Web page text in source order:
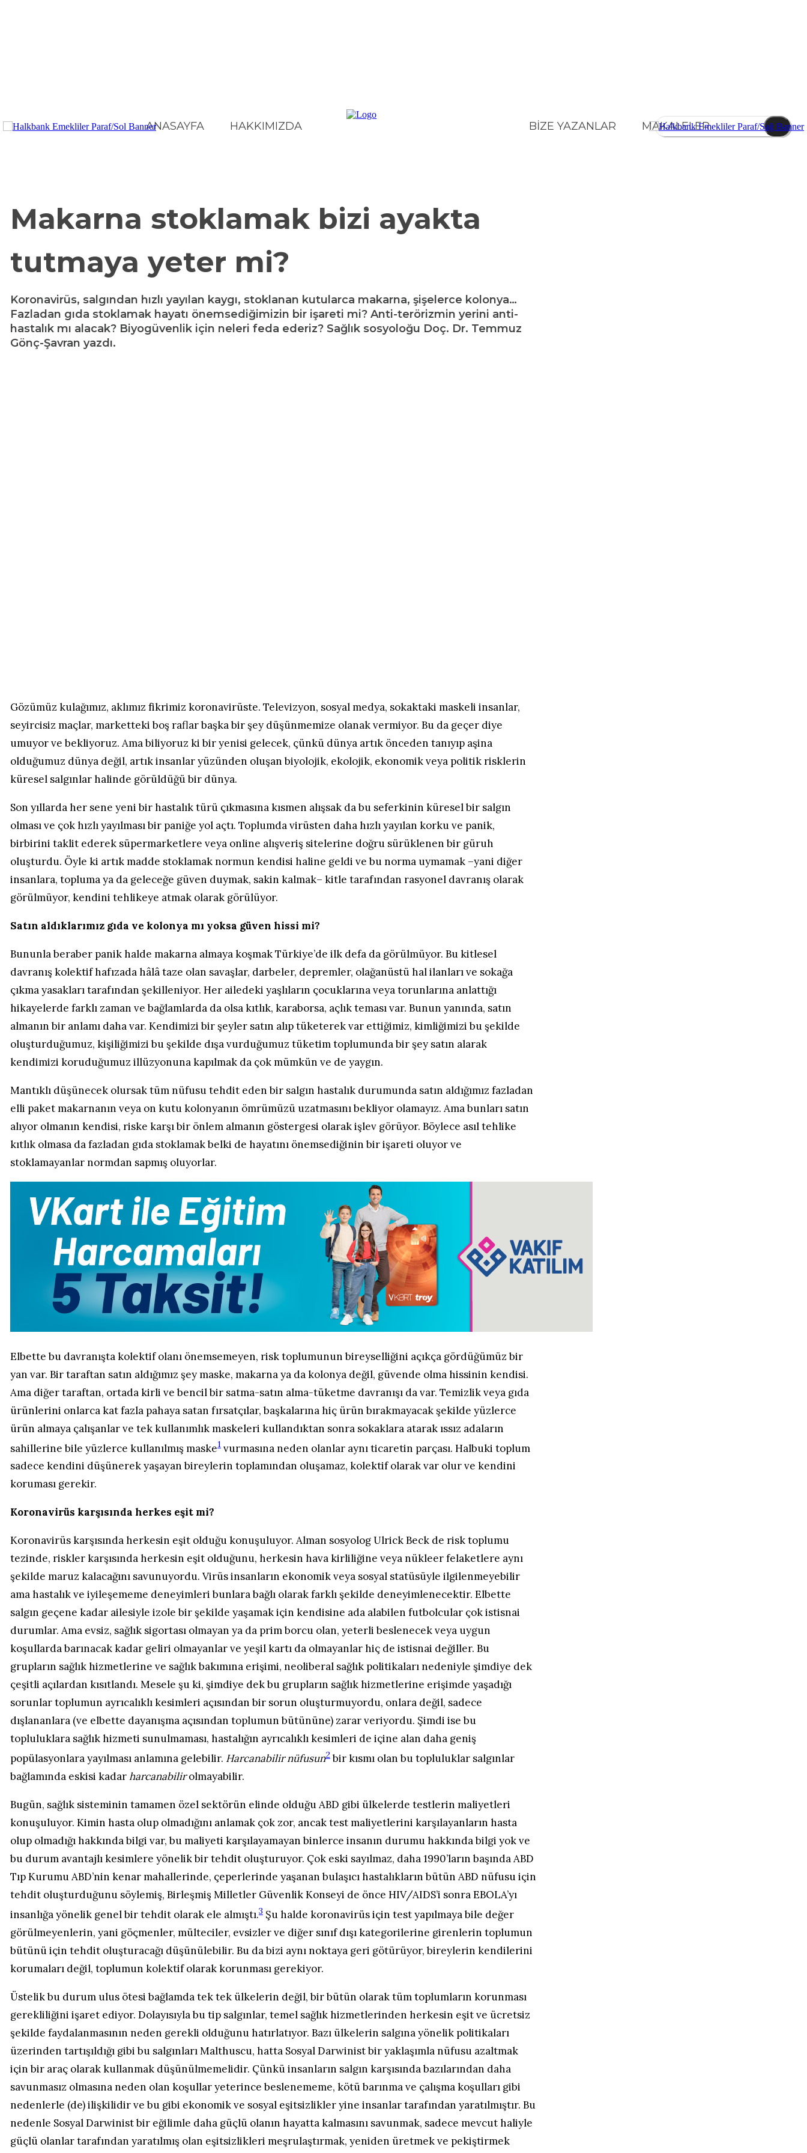
ANASAYFA HAKKIMIZDA BİZE YAZANLAR MAKALELER
Makarna stoklamak bizi ayakta
tutmaya yeter mi?
Koronavirüs, salgından hızlı yayılan kaygı, stoklanan kutularca makarna, şişelerce kolonya…
Fazladan gıda stoklamak hayatı önemsediğimizin bir işareti mi? Anti-terörizmin yerini anti-
hastalık mı alacak? Biyogüvenlik için neleri feda ederiz? Sağlık sosyoloğu Doç. Dr. Temmuz
Gönç-Şavran yazdı.
Gözümüz kulağımız, aklımız fikrimiz koronavirüste. Televizyon, sosyal medya, sokaktaki maskeli insanlar,
seyircisiz maçlar, marketteki boş raflar başka bir şey düşünmemize olanak vermiyor. Bu da geçer diye
umuyor ve bekliyoruz. Ama biliyoruz ki bir yenisi gelecek, çünkü dünya artık önceden tanıyıp aşina
olduğumuz dünya değil, artık insanlar yüzünden oluşan biyolojik, ekolojik, ekonomik veya politik risklerin
küresel salgınlar halinde görüldüğü bir dünya.
Son yıllarda her sene yeni bir hastalık türü çıkmasına kısmen alışsak da bu seferkinin küresel bir salgın
olması ve çok hızlı yayılması bir paniğe yol açtı. Toplumda virüsten daha hızlı yayılan korku ve panik,
birbirini taklit ederek süpermarketlere veya online alışveriş sitelerine doğru sürüklenen bir güruh
oluşturdu. Öyle ki artık madde stoklamak normun kendisi haline geldi ve bu norma uymamak –yani diğer
insanlara, topluma ya da geleceğe güven duymak, sakin kalmak– kitle tarafından rasyonel davranış olarak
görülmüyor, kendini tehlikeye atmak olarak görülüyor.
Satın aldıklarımız gıda ve kolonya mı yoksa güven hissi mi?
Bununla beraber panik halde makarna almaya koşmak Türkiye’de ilk defa da görülmüyor. Bu kitlesel
davranış kolektif hafızada hâlâ taze olan savaşlar, darbeler, depremler, olağanüstü hal ilanları ve sokağa
çıkma yasakları tarafından şekilleniyor. Her ailedeki yaşlıların çocuklarına veya torunlarına anlattığı
hikayelerde farklı zaman ve bağlamlarda da olsa kıtlık, karaborsa, açlık teması var. Bunun yanında, satın
almanın bir anlamı daha var. Kendimizi bir şeyler satın alıp tüketerek var ettiğimiz, kimliğimizi bu şekilde
oluşturduğumuz, kişiliğimizi bu şekilde dışa vurduğumuz tüketim toplumunda bir şey satın alarak
kendimizi koruduğumuz illüzyonuna kapılmak da çok mümkün ve de yaygın.
Mantıklı düşünecek olursak tüm nüfusu tehdit eden bir salgın hastalık durumunda satın aldığımız fazladan
elli paket makarnanın veya on kutu kolonyanın ömrümüzü uzatmasını bekliyor olamayız. Ama bunları satın
alıyor olmanın kendisi, riske karşı bir önlem almanın göstergesi olarak işlev görüyor. Böylece asıl tehlike
kıtlık olmasa da fazladan gıda stoklamak belki de hayatını önemsediğinin bir işareti oluyor ve
stoklamayanlar normdan sapmış oluyorlar.
Elbette bu davranışta kolektif olanı önemsemeyen, risk toplumunun bireyselliğini açıkça gördüğümüz bir
yan var. Bir taraftan satın aldığımız şey maske, makarna ya da kolonya değil, güvende olma hissinin kendisi.
Ama diğer taraftan, ortada kirli ve bencil bir satma-satın alma-tüketme davranışı da var. Temizlik veya gıda
ürünlerini onlarca kat fazla pahaya satan fırsatçılar, başkalarına hiç ürün bırakmayacak şekilde yüzlerce
ürün almaya çalışanlar ve tek kullanımlık maskeleri kullandıktan sonra sokaklara atarak ıssız adaların
sahillerine bile yüzlerce kullanılmış maske1vurmasına neden olanlar aynı ticaretin parçası. Halbuki toplum
sadece kendini düşünerek yaşayan bireylerin toplamından oluşamaz, kolektif olarak var olur ve kendini
koruması gerekir.
Koronavirüs karşısında herkes eşit mi?
Koronavirüs karşısında herkesin eşit olduğu konuşuluyor. Alman sosyolog Ulrick Beck de risk toplumu
tezinde, riskler karşısında herkesin eşit olduğunu, herkesin hava kirliliğine veya nükleer felaketlere aynı
şekilde maruz kalacağını savunuyordu. Virüs insanların ekonomik veya sosyal statüsüyle ilgilenmeyebilir
ama hastalık ve iyileşememe deneyimleri bunlara bağlı olarak farklı şekilde deneyimlenecektir. Elbette
salgın geçene kadar ailesiyle izole bir şekilde yaşamak için kendisine ada alabilen futbolcular çok istisnai
durumlar. Ama evsiz, sağlık sigortası olmayan ya da prim borcu olan, yeterli beslenecek veya uygun
koşullarda barınacak kadar geliri olmayanlar ve yeşil kartı da olmayanlar hiç de istisnai değiller. Bu
grupların sağlık hizmetlerine ve sağlık bakımına erişimi, neoliberal sağlık politikaları nedeniyle şimdiye dek
çeşitli açılardan kısıtlandı. Mesele şu ki, şimdiye dek bu grupların sağlık hizmetlerine erişimde yaşadığı
sorunlar toplumun ayrıcalıklı kesimleri açısından bir sorun oluşturmuyordu, onlara değil, sadece
dışlananlara (ve elbette dayanışma açısından toplumun bütününe) zarar veriyordu. Şimdi ise bu
topluluklara sağlık hizmeti sunulmaması, hastalığın ayrıcalıklı kesimleri de içine alan daha geniş
popülasyonlara yayılması anlamına gelebilir. Harcanabilir nüfusun2bir kısmı olan bu topluluklar salgınlar
bağlamında eskisi kadarharcanabilirolmayabilir.
Bugün, sağlık sisteminin tamamen özel sektörün elinde olduğu ABD gibi ülkelerde testlerin maliyetleri
konuşuluyor. Kimin hasta olup olmadığını anlamak çok zor, ancak test maliyetlerini karşılayanların hasta
olup olmadığı hakkında bilgi var, bu maliyeti karşılayamayan binlerce insanın durumu hakkında bilgi yok ve
bu durum avantajlı kesimlere yönelik bir tehdit oluşturuyor. Çok eski sayılmaz, daha 1990’ların başında ABD
Tıp Kurumu ABD’nin kenar mahallerinde, çeperlerinde yaşanan bulaşıcı hastalıkların bütün ABD nüfusu için
tehdit oluşturduğunu söylemiş, Birleşmiş Milletler Güvenlik Konseyi de önce HIV/AIDS’i sonra EBOLA’yı
insanlığa yönelik genel bir tehdit olarak ele almıştı.3Şu halde koronavirüs için test yapılmaya bile değer
görülmeyenlerin, yani göçmenler, mülteciler, evsizler ve diğer sınıf dışı kategorilerine girenlerin toplumun
bütünü için tehdit oluşturacağı düşünülebilir. Bu da bizi aynı noktaya geri götürüyor, bireylerin kendilerini
korumaları değil, toplumun kolektif olarak korunması gerekiyor.
Üstelik bu durum ulus ötesi bağlamda tek tek ülkelerin değil, bir bütün olarak tüm toplumların korunması
gerekliliğini işaret ediyor. Dolayısıyla bu tip salgınlar, temel sağlık hizmetlerinden herkesin eşit ve ücretsiz
şekilde faydalanmasının neden gerekli olduğunu hatırlatıyor. Bazı ülkelerin salgına yönelik politikaları
üzerinden tartışıldığı gibi bu salgınları Malthuscu, hatta Sosyal Darwinist bir yaklaşımla nüfusu azaltmak
için bir araç olarak kullanmak düşünülmemelidir. Çünkü insanların salgın karşısında bazılarından daha
savunmasız olmasına neden olan koşullar yeterince beslenememe, kötü barınma ve çalışma koşulları gibi
nedenlerle (de) ilişkilidir ve bu gibi ekonomik ve sosyal eşitsizlikler yine insanlar tarafından yaratılmıştır. Bu
nedenle Sosyal Darwinist bir eğilimle daha güçlü olanın hayatta kalmasını savunmak, sadece mevcut haliyle
güçlü olanlar tarafından yaratılmış olan eşitsizlikleri meşrulaştırmak, yeniden üretmek ve pekiştirmek